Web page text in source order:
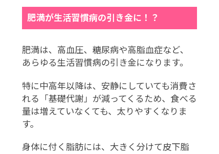
肥満が生活習慣病の引き金に！？
肥満は、高血圧、糖尿病や高脂血症など、
あらゆる生活習慣病の引き金になります。
特に中高年以降は、安静にしていても消費さ
れる「基礎代謝」が減ってくるため、食べる
量は増えていなくても、太りやすくなりま
す。
身体に付く脂肪には、大きく分けて皮下脂